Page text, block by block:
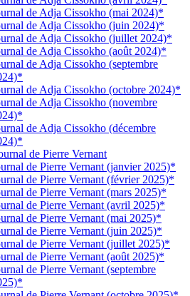
de Adja Cissokho (mai 2024)*
de Adja Cissokho (juin 2024)*
de Adja Cissokho (juillet 2024)*
de Adja Cissokho (août 2024)*
de Adja Cissokho (septembre
de Adja Cissokho (octobre 2024)*
de Adja Cissokho (novembre
de Adja Cissokho (décembre
de Pierre Vernant
de Pierre Vernant (janvier 2025)*
de Pierre Vernant (février 2025)*
de Pierre Vernant (mars 2025)*
de Pierre Vernant (avril 2025)*
de Pierre Vernant (mai 2025)*
de Pierre Vernant (juin 2025)*
de Pierre Vernant (juillet 2025)*
de Pierre Vernant (août 2025)*
de Pierre Vernant (septembre